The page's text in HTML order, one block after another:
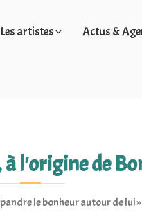
Les artistes Actus &
l'origine de
le bonheur autour de lui